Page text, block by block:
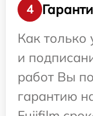
4
Как только
и
работ Вы
гарантию